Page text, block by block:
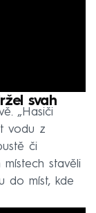
svah
„Hasiči
vodu z
či
stavěli
do míst, kde